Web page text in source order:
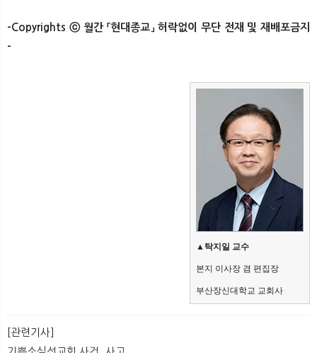
-Copyrights ⓒ 월간 「현대종교」 허락없이 무단 전재 및 재배포금지
-​
▲ 탁지일 교수
본지 이사장 겸 편집장
[관련기사]